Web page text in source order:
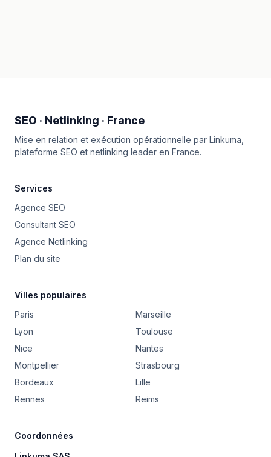
SEO · Netlinking · France
Mise en relation et exécution opérationnelle par Linkuma
plateforme SEO et netlinking leader en France.
Services
Agence SEO
Consultant SEO
Agence Netlinking
Plan du site
Villes populaires
Paris
Marseille
Lyon
Toulouse
Nice
Nantes
Montpellier
Strasbourg
Bordeaux
Lille
Rennes
Reims
Coordonnées